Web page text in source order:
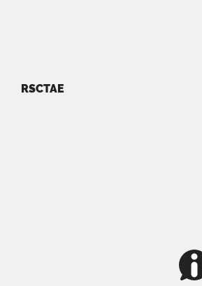
RSCTAE